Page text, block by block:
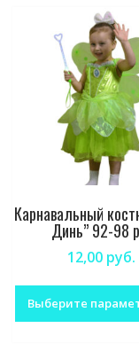
Карнавальный
Динь” 92-98
12,00 руб.
Выберите